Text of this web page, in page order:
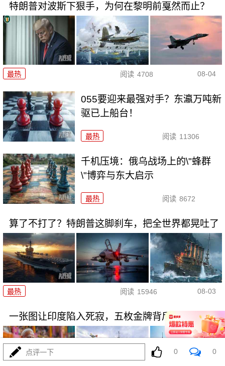
特朗普对波斯下狠手，为何在黎明前戛然而止？
最热 阅读 4708 08-04
055要迎来最强对手？东瀛万吨新
驱已上船台！
最热 阅读 11306
千机压境：俄乌战场上的\"蜂群
\"博弈与东大启示
最热 阅读 8672
算了不打了？特朗普这脚刹车，把全世界都晃吐了
最热 阅读 15946 08-03
一张图让印度陷入死寂，五枚金牌背后的终极真相
点评一下 0 0